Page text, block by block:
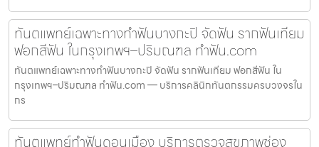
ทันตแพทย์เฉพาะทางทำฟันบางกะปิ จัดฟัน รากฟันเทียม
ฟอกสีฟัน ในกรุงเทพฯ–ปริมณฑล ทำฟัน.com
ทันตแพทย์เฉพาะทางทำฟันบางกะปิ จัดฟัน รากฟันเทียม ฟอกสีฟัน ใน
กรุงเทพฯ–ปริมณฑล ทำฟัน.com — บริการคลินิกทันตกรรมครบวงจรใน
กร
ทันตแพทย์ทำฟันดอนเมือง บริการตรวจสุขภาพช่อง